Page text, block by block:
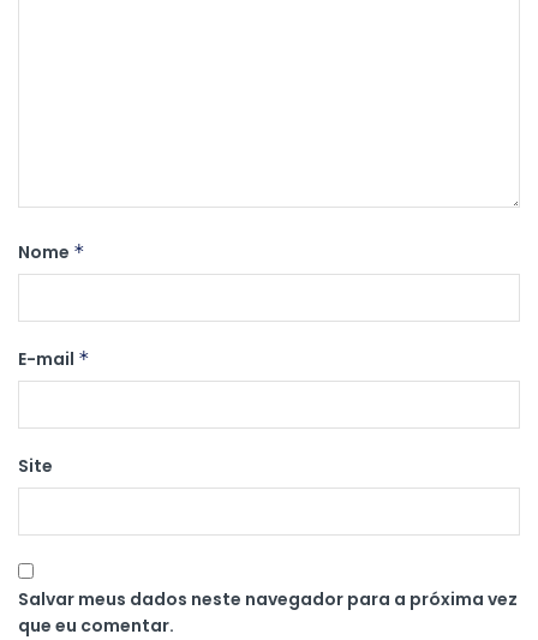
Nome *
E-mail *
Site
Salvar meus dados neste navegador para a próxima vez
que eu comentar.